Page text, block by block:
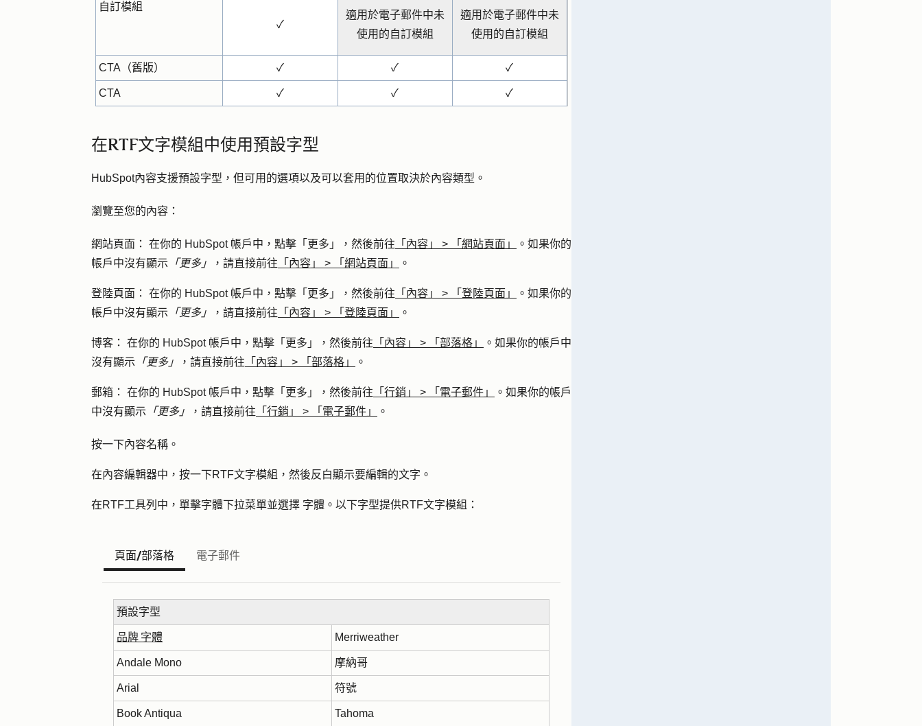
自訂模組
✓
適用於電子郵件中未
使用的自訂模組
適用於電子郵件中未
使用的自訂模組
CTA（舊版） ✓ ✓ ✓
CTA ✓ ✓ ✓
在RTF文字模組中使用預設字型
HubSpot內容支援預設字型，但可用的選項以及可以套用的位置取決於內容類型。
瀏覽至您的內容：
網站頁面 ： 在你的 HubSpot 帳戶中，點擊 「更多」 ，然後前往 「內容」 > 「網站頁面」
。如果你的
帳戶中沒有顯示 「更多」 ，請直接前往 「內容」 > 「網站頁面」 。
登陸頁面 ： 在你的 HubSpot 帳戶中，點擊 「更多」 ，然後前往 「內容」 > 「登陸頁面」
。如果你的
帳戶中沒有顯示 「更多」 ，請直接前往 「內容」 > 「登陸頁面」 。
博客 ： 在你的 HubSpot 帳戶中，點擊 「更多」 ，然後前往 「內容」 > 「部落格」
。如果你的帳戶中
沒有顯示 「更多」 ，請直接前往 「內容」 > 「部落格」 。
郵箱 ： 在你的 HubSpot 帳戶中，點擊 「更多」 ，然後前往 「行銷」 > 「電子郵件」
。如果你的帳戶
中沒有顯示 「更多」 ，請直接前往 「行銷」 > 「電子郵件」 。
按一下內容名稱 。
在內容編輯器中，按一下RTF文字模組 ，然後反白顯示要編輯的文字。
在RTF工具列中，單擊字體下拉菜單並選擇 字體 。以下字型提供RTF文字模組：
頁面/部落格 電子郵件
預設字型
品牌 字體 Merriweather
Andale Mono 摩納哥
Arial 符號
Book Antiqua Tahoma